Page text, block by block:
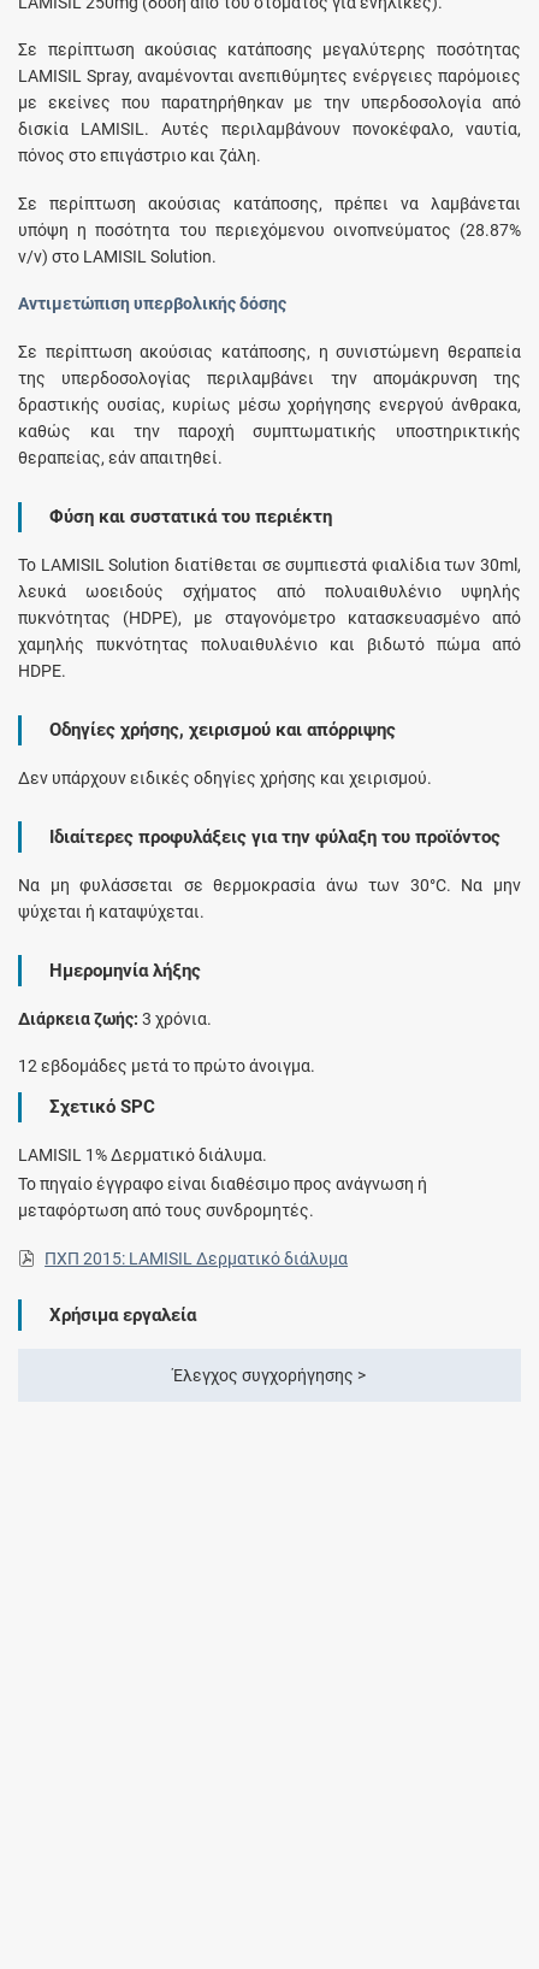
Σε περίπτωση ακούσιας κατάποσης μεγαλύτερης ποσότητας
LAMISIL Spray, αναμένονται ανεπιθύμητες ενέργειες παρόμοιες
με εκείνες που παρατηρήθηκαν με την υπερδοσολογία από
δισκία LAMISIL. Αυτές περιλαμβάνουν πονοκέφαλο, ναυτία,
πόνος στο επιγάστριο και ζάλη.
Σε περίπτωση ακούσιας κατάποσης, πρέπει να λαμβάνεται
υπόψη η ποσότητα του περιεχόμενου οινοπνεύματος (28.87%
v/v) στο LAMISIL Solution.
Αντιμετώπιση υπερβολικής δόσης
Σε περίπτωση ακούσιας κατάποσης, η συνιστώμενη θεραπεία
της υπερδοσολογίας περιλαμβάνει την απομάκρυνση της
δραστικής ουσίας, κυρίως μέσω χορήγησης ενεργού άνθρακα,
καθώς και την παροχή συμπτωματικής υποστηρικτικής
θεραπείας, εάν απαιτηθεί.
Φύση και συστατικά του περιέκτη
To LAMISIL Solution διατίθεται σε συμπιεστά φιαλίδια των 30ml,
λευκά ωοειδούς σχήματος από πολυαιθυλένιο υψηλής
πυκνότητας (HDPE), με σταγονόμετρο κατασκευασμένο από
χαμηλής πυκνότητας πολυαιθυλένιο και βιδωτό πώμα από
HDPE.
Οδηγίες χρήσης, χειρισμού και απόρριψης
Δεν υπάρχουν ειδικές οδηγίες χρήσης και χειρισμού.
Ιδιαίτερες προφυλάξεις για την φύλαξη του προϊόντος
Να μη φυλάσσεται σε θερμοκρασία άνω των 30°C. Να μην
ψύχεται ή καταψύχεται.
Ημερομηνία λήξης
Διάρκεια ζωής: 3 χρόνια.
12 εβδομάδες μετά το πρώτο άνοιγμα.
Σχετικό SPC
LAMISIL 1% Δερματικό διάλυμα.
Το πηγαίο έγγραφο είναι διαθέσιμο προς ανάγνωση ή
μεταφόρτωση από τους συνδρομητές.
ΠΧΠ 2015: LAMISIL Δερματικό διάλυμα
Χρήσιμα εργαλεία
Έλεγχος συγχορήγησης >